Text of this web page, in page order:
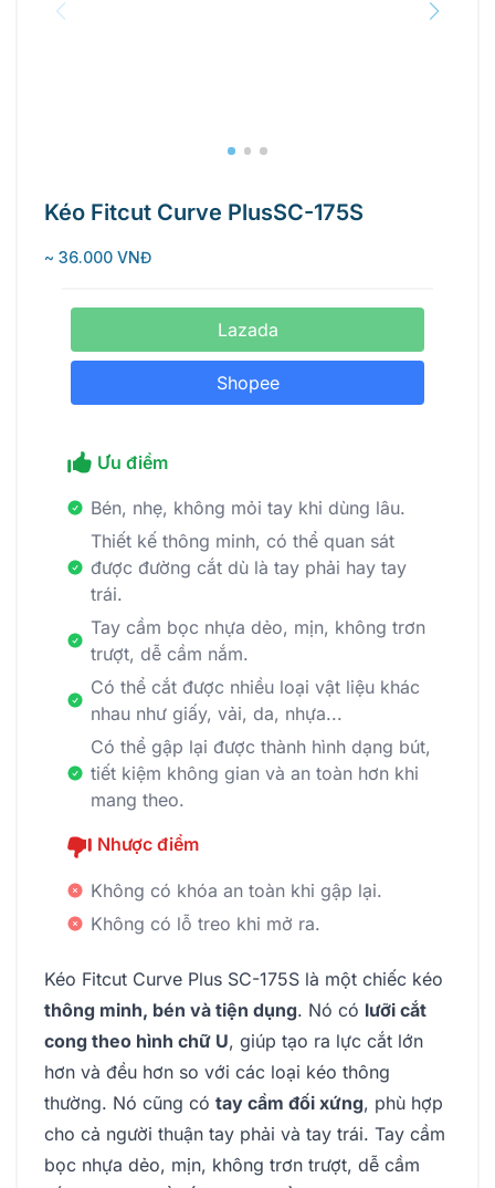
Kéo Fitcut Curve PlusSC-175S
~ 36.000 VNĐ
Lazada
Shopee
Ưu điểm
Bén, nhẹ, không mỏi tay khi dùng lâu.
Thiết kế thông minh, có thể quan sát
được đường cắt dù là tay phải hay tay
trái.
Tay cầm bọc nhựa dẻo, mịn, không trơn
trượt, dễ cầm nắm.
Có thể cắt được nhiều loại vật liệu khác
nhau như giấy, vải, da, nhựa...
Có thể gập lại được thành hình dạng bút,
tiết kiệm không gian và an toàn hơn khi
mang theo.
Nhược điểm
Không có khóa an toàn khi gập lại.
Không có lỗ treo khi mở ra.
Kéo Fitcut Curve Plus SC-175S là một chiếc kéo
thông minh, bén và tiện dụng. Nó có lưỡi cắt
cong theo hình chữ U, giúp tạo ra lực cắt lớn
hơn và đều hơn so với các loại kéo thông
thường. Nó cũng có tay cầm đối xứng, phù hợp
cho cả người thuận tay phải và tay trái. Tay cầm
bọc nhựa dẻo, mịn, không trơn trượt, dễ cầm